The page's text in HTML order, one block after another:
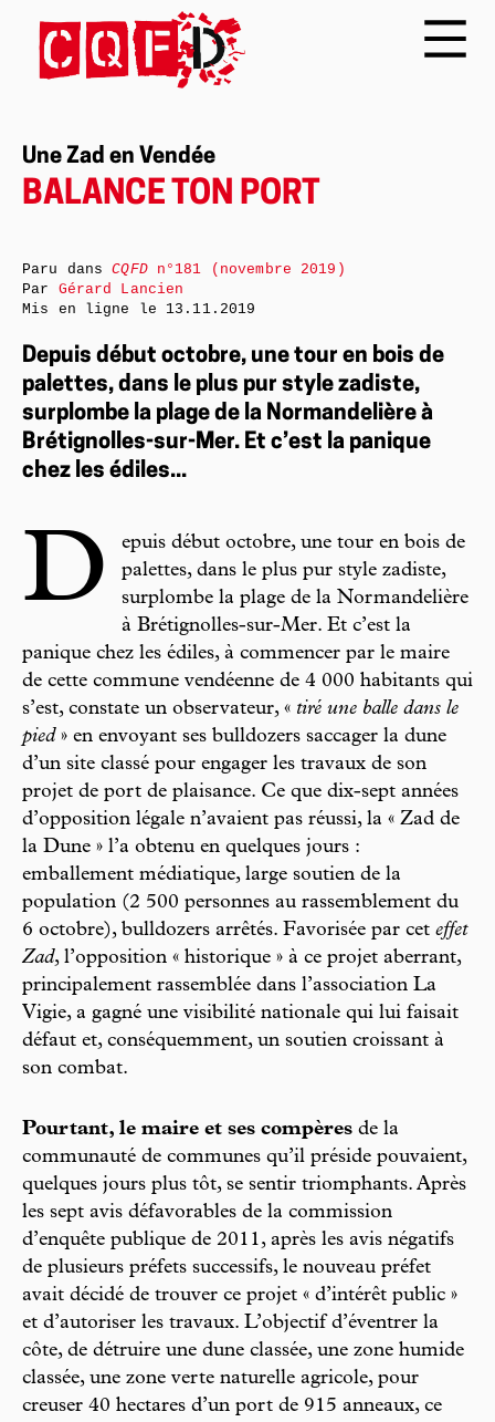
Une Zad en Vendée
BALANCE TON PORT
Depuis début octobre, une tour en bois de
palettes, dans le plus pur style zadiste,
surplombe la plage de la Normandelière à
Brétignolles-sur-Mer. Et c’est la panique
chez les édiles...
D
epuis début octobre, une tour en bois de
palettes, dans le plus pur style zadiste,
surplombe la plage de la Normandelière
à Brétignolles-sur-Mer. Et c’est la
panique chez les édiles, à commencer par le maire
de cette commune vendéenne de 4 000 habitants qui
s’est, constate un observateur, « tiré une balle dans le
pied » en envoyant ses bulldozers saccager la dune
d’un site classé pour engager les travaux de son
projet de port de plaisance. Ce que dix-sept années
d’opposition légale n’avaient pas réussi, la « Zad de
la Dune » l’a obtenu en quelques jours :
emballement médiatique, large soutien de la
population (2 500 personnes au rassemblement du
6 octobre), bulldozers arrêtés. Favorisée par cet effet
Zad, l’opposition « historique » à ce projet aberrant,
principalement rassemblée dans l’association La
Vigie, a gagné une visibilité nationale qui lui faisait
défaut et, conséquemment, un soutien croissant à
son combat.
Pourtant, le maire et ses compères de la
communauté de communes qu’il préside pouvaient,
quelques jours plus tôt, se sentir triomphants. Après
les sept avis défavorables de la commission
d’enquête publique de 2011, après les avis négatifs
de plusieurs préfets successifs, le nouveau préfet
avait décidé de trouver ce projet « d’intérêt public »
et d’autoriser les travaux. L’objectif d’éventrer la
côte, de détruire une dune classée, une zone humide
classée, une zone verte naturelle agricole, pour
creuser 40 hectares d’un port de 915 anneaux, ce
Paru dansCQFDn°181 (novembre 2019)
Par Gérard Lancien
Mis en ligne le 13.11.2019